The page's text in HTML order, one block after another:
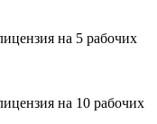
на 5 рабочих
на 10 рабочих